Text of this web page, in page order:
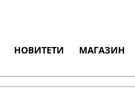
НОВИТЕТИ МАГАЗИН